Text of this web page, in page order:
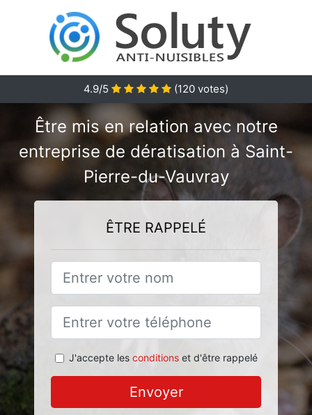
4.9/5 (120 votes)
Être mis en relation avec notre
entreprise de dératisation à Saint-
Pierre-du-Vauvray
ÊTRE RAPPELÉ
J'accepte les conditionset d'être rappelé
Envoyer